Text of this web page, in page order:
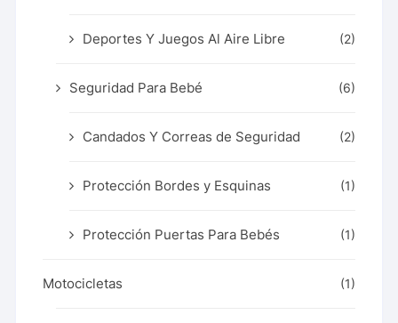
Deportes Y Juegos Al Aire Libre (2)
Seguridad Para Bebé (6)
Candados Y Correas de Seguridad (2)
Protección Bordes y Esquinas (1)
Protección Puertas Para Bebés (1)
Motocicletas (1)